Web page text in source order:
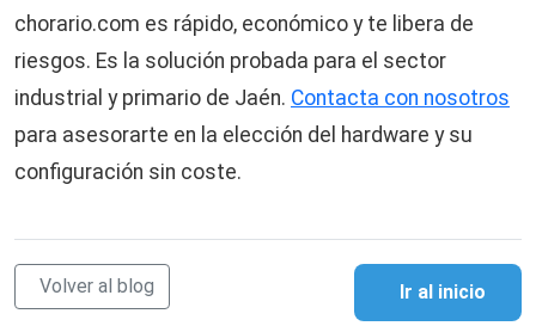
chorario.com es rápido, económico y te libera de
riesgos. Es la solución probada para el sector
industrial y primario de Jaén. Contacta con nosotros
para asesorarte en la elección del hardware y su
configuración sin coste.
Volver al blog Ir al inicio